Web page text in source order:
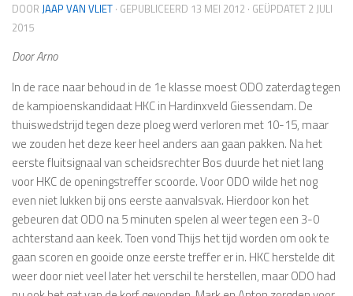
DOOR JAAP VAN VLIET · GEPUBLICEERD 13 MEI 2012 · GEÜPDATET 2 JULI
2015
Door Arno
In de race naar behoud in de 1e klasse moest ODO zaterdag tegen
de kampioenskandidaat HKC in Hardinxveld Giessendam. De
thuiswedstrijd tegen deze ploeg werd verloren met 10-15, maar
we zouden het deze keer heel anders aan gaan pakken. Na het
eerste fluitsignaal van scheidsrechter Bos duurde het niet lang
voor HKC de openingstreffer scoorde. Voor ODO wilde het nog
even niet lukken bij ons eerste aanvalsvak. Hierdoor kon het
gebeuren dat ODO na 5 minuten spelen al weer tegen een 3-0
achterstand aan keek. Toen vond Thijs het tijd worden om ook te
gaan scoren en gooide onze eerste treffer er in. HKC herstelde dit
weer door niet veel later het verschil te herstellen, maar ODO had